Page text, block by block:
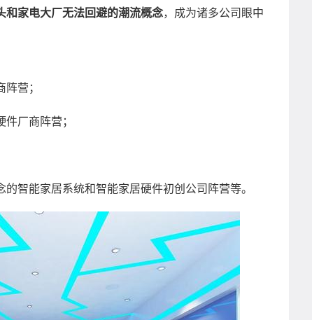
和家电大厂无法回避的潮流概念，成为诸多公司眼中
营；
厂商阵营；
智能家居系统和智能家居硬件初创公司阵营等。